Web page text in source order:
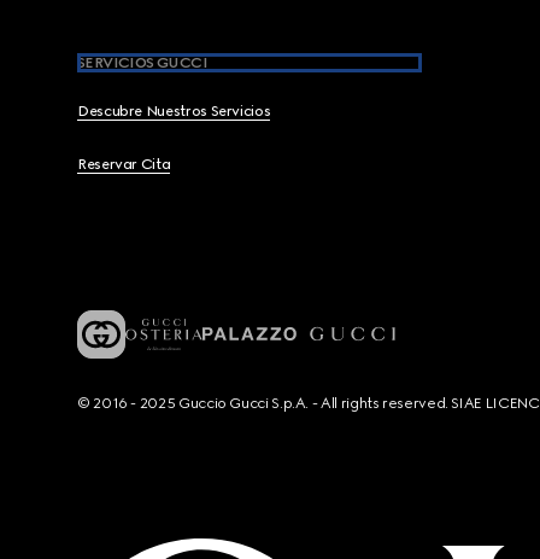
SERVICIOS GUCCI
Descubre Nuestros Servicios
Reservar Cita
© 2016 - 2025 Guccio Gucci S.p.A. - All rights reserved. SIAE